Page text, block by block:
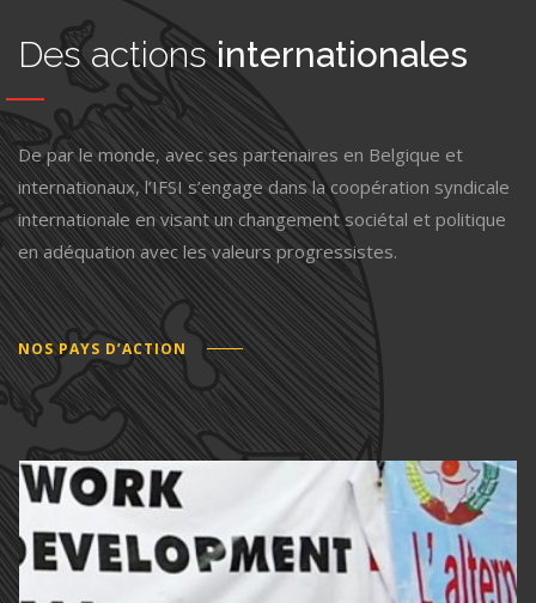
Des actions internationales
De par le monde, avec ses partenaires en Belgique et
internationaux, l’IFSI s’engage dans la coopération syndicale
internationale en visant un changement sociétal et politique
en adéquation avec les valeurs progressistes.
NOS PAYS D’ACTION